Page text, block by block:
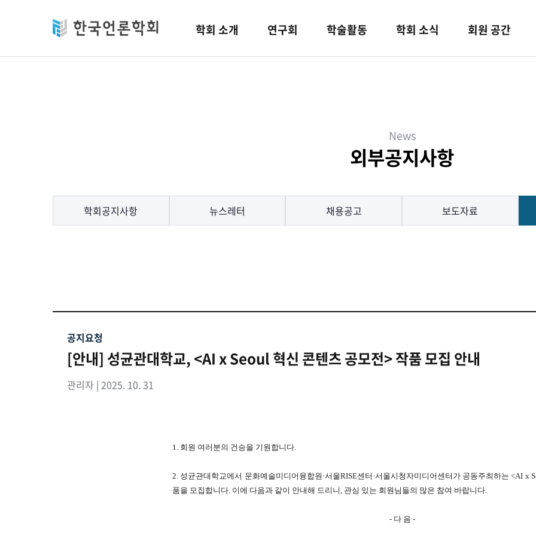
학회 소개 연구회 학술활동 학회 소식 회원 공간
News
외부공지사항
학회공지사항 뉴스레터 채용공고 보도자료
공지요청
[안내] 성균관대학교, <AI x Seoul 혁신 콘텐츠 공모전> 작품 모집 안내
관리자 | 2025. 10. 31
1. 회원 여러분의 건승을 기원합니다.
2. 성균관대학교에서 문화예술미디어융합원·서울RISE센터·서울시청자미디어센터가 공동주최하는 <AI x
품을 모집합니다. 이에 다음과 같이 안내해 드리니, 관심 있는 회원님들의 많은 참여 바랍니다.
- 다 음 -